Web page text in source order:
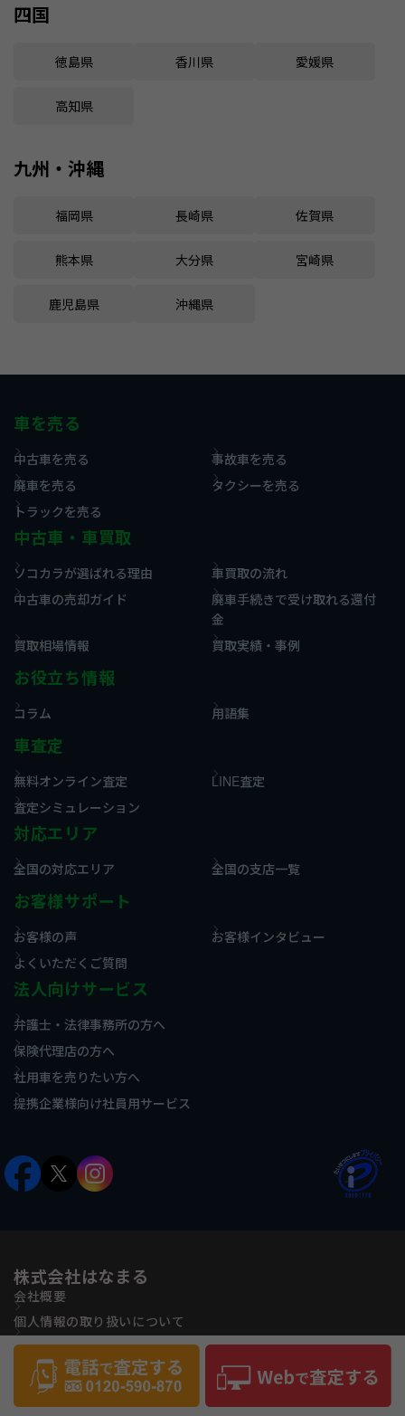
四国
徳島県 香川県 愛媛県
高知県
九州・沖縄
福岡県 長崎県 佐賀県
熊本県 大分県 宮崎県
鹿児島県 沖縄県
車を売る
中古車を売る
事故車を売る
廃車を売る
タクシーを売る
トラックを売る
中古車・車買取
ソコカラが選ばれる理由
車買取の流れ
中古車の売却ガイド
廃車手続きで受け取れる還付
金
買取相場情報
買取実績・事例
お役立ち情報
コラム 用語集
車査定
無料オンライン査定
LINE査定
査定シミュレーション
対応エリア
全国の対応エリア 全国の支店一覧
お客様サポート
お客様の声
お客様インタビュー
よくいただくご質問
法人向けサービス
弁護士・法律事務所の方へ
保険代理店の方へ
社用車を売りたい方へ
提携企業様向け社員用サービス
株式会社はなまる
会社概要
個人情報の取り扱いについて
古物営業法に基づく表記
反社会的勢力に対する基本方針
サイトマップ